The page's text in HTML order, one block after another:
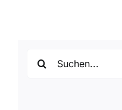
nach: